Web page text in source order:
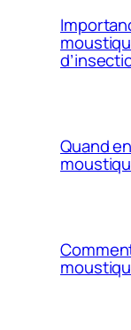
Quand